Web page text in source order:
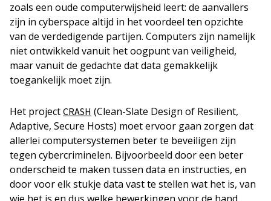
zoals een oude computerwijsheid leert: de aanvallers
zijn in cyberspace altijd in het voordeel ten opzichte
van de verdedigende partijen. Computers zijn namelijk
niet ontwikkeld vanuit het oogpunt van veiligheid,
maar vanuit de gedachte dat data gemakkelijk
toegankelijk moet zijn.
Het project CRASH (Clean-Slate Design of Resilient,
Adaptive, Secure Hosts) moet ervoor gaan zorgen dat
allerlei computersystemen beter te beveiligen zijn
tegen cybercriminelen. Bijvoorbeeld door een beter
onderscheid te maken tussen data en instructies, en
door voor elk stukje data vast te stellen wat het is, van